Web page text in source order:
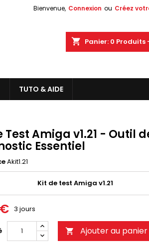
Bienvenue, Connexion ou Créez
shopping_cart Panier: 0 Produits
TUTO & AIDE
Test Amiga v1.21 - Outil
Essentiel
Akit1.21
Kit de test Amiga v1.21
3 jours
 Ajouter au panier